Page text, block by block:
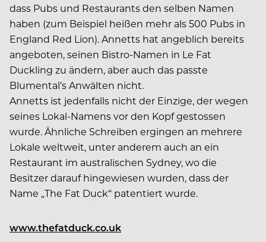
dass Pubs und Restaurants den selben Namen
haben (zum Beispiel heißen mehr als 500 Pubs in
England Red Lion). Annetts hat angeblich bereits
angeboten, seinen Bistro-Namen in Le Fat
Duckling zu ändern, aber auch das passte
Blumental’s Anwälten nicht.
Annetts ist jedenfalls nicht der Einzige, der wegen
seines Lokal-Namens vor den Kopf gestossen
wurde. Ähnliche Schreiben ergingen an mehrere
Lokale weltweit, unter anderem auch an ein
Restaurant im australischen Sydney, wo die
Besitzer darauf hingewiesen wurden, dass der
Name „The Fat Duck“ patentiert wurde.
www.thefatduck.co.uk